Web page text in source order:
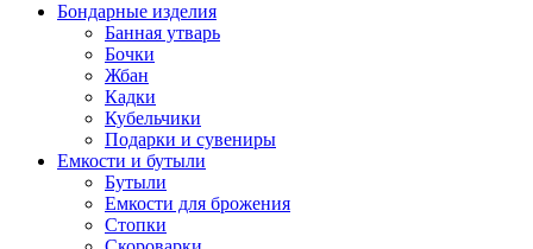
Бондарные изделия
Банная утварь
Бочки
Жбан
Кадки
Кубельчики
Подарки и сувениры
Емкости и бутыли
Бутыли
Емкости для брожения
Стопки